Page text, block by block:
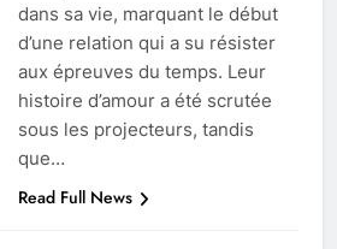
dans sa vie, marquant le début
d’une relation qui a su résister
aux épreuves du temps. Leur
histoire d’amour a été scrutée
sous les projecteurs, tandis
que…
Read Full News